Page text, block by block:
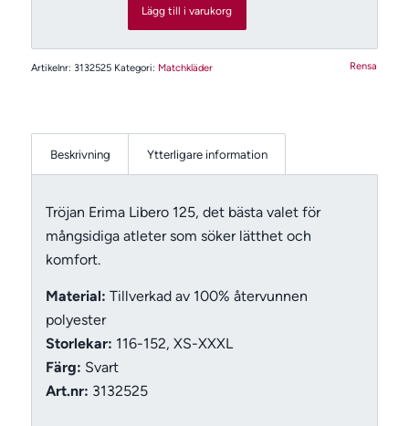
Rensa
Lägg till i varukorg
Artikelnr: 3132525 Kategori: Matchkläder
Beskrivning Ytterligare information
Tröjan Erima Libero 125, det bästa valet för
mångsidiga atleter som söker lätthet och
komfort.
Material: Tillverkad av 100% återvunnen
polyester
Storlekar: 116-152, XS-XXXL
Färg: Svart
Art.nr: 3132525